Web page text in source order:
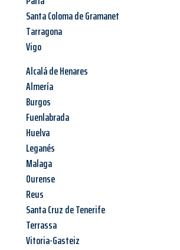
Santa Coloma de Gramanet
Tarragona
Vigo
Alcalá de Henares
Almería
Burgos
Fuenlabrada
Huelva
Leganés
Malaga
Ourense
Reus
Santa Cruz de Tenerife
Terrassa
Vitoria-Gasteiz